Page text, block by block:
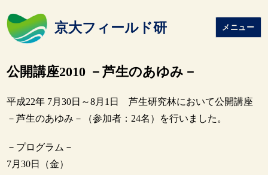
京大フィールド研 メニュー
公開講座2010 －芦生のあゆみ－
平成22年 7月30日～8月1日 芦生研究林において公開講座
－芦生のあゆみ－（参加者：24名）を行いました。
－プログラム－
7月30日（金）